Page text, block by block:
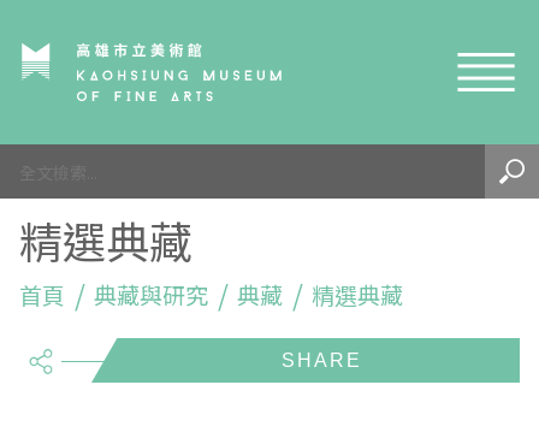
網站導覽
參觀資訊
參觀須知
開館時間
環境介紹
展覽與活動
展覽資訊
典藏與研究
精選典藏
首頁 典藏與研究 典藏 精選典藏
share